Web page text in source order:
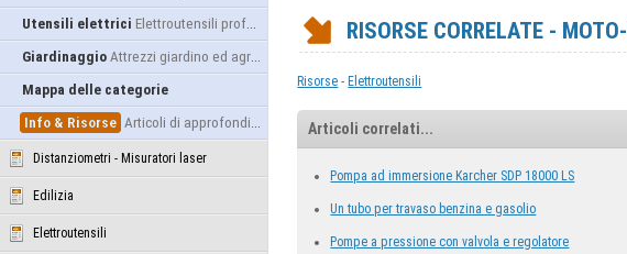
Utensili elettrici Elettroutensili professionali
Giardinaggio Attrezzi giardino ed agricoltura
Mappa delle categorie
Info & Risorse Articoli di approfondimento
Distanziometri - Misuratori laser
Edilizia
Elettroutensili
RISORSE CORRELATE -
Risorse -Elettroutensili
Articoli correlati...
Pompa ad immersione Karcher SDP 18000 LS
Un tubo per travaso benzina e gasolio
Pompe a pressione con valvola e regolatore